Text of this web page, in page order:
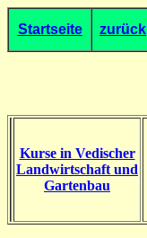
Startseite zurück
Kurse in Vedischer
Landwirtschaft und
Gartenbau